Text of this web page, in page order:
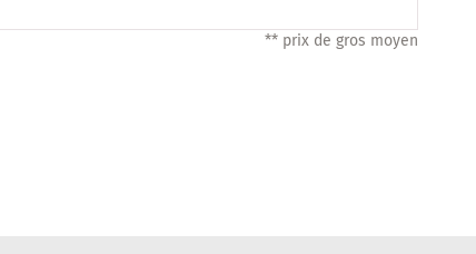
** prix de gros moyen